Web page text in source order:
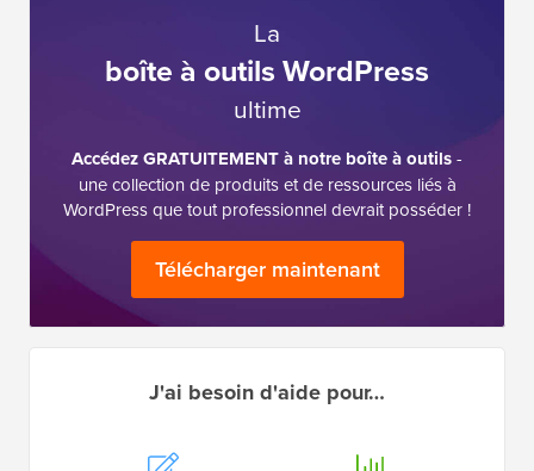
La
boîte à outils WordPress
ultime
Accédez GRATUITEMENT à notre boîte à outils-
une collection de produits et de ressources liés à
WordPress que tout professionnel devrait posséder !
Télécharger maintenant
J'ai besoin d'aide pour…